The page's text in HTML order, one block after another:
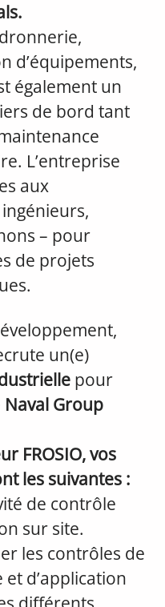
d’équipements,
également un
de bord tant
L’entreprise
aux
– pour
de projets
un(e)
pour
Naval Group
FROSIO, vos
les suivantes :
de contrôle
sur site.
les contrôles de
d’application